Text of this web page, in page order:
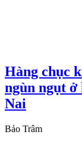
Hàng chục
ngùn ngụt
Nai
Bảo Trâm